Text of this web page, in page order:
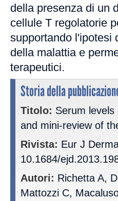
della presenza di un
cellule T regolatorie
supportando l'ipotesi
della malattia e
terapeutici.
Storia della
Titolo: Serum
and mini-review of
Rivista: Eur J
10.1684/
Autori: Richetta A,
Mattozzi C,